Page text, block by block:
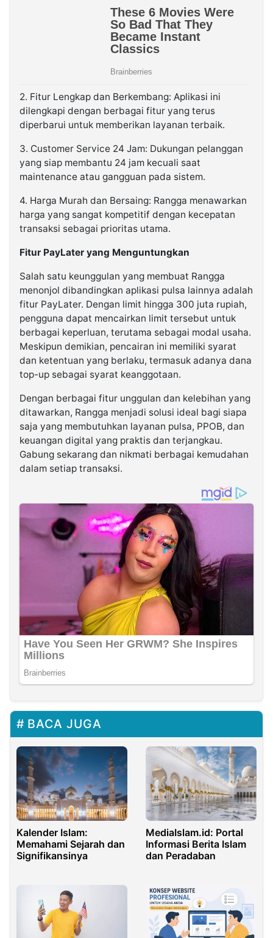
2. Fitur Lengkap dan Berkembang: Aplikasi ini
dilengkapi dengan berbagai fitur yang terus
diperbarui untuk memberikan layanan terbaik.
3. Customer Service 24 Jam: Dukungan pelanggan
yang siap membantu 24 jam kecuali saat
maintenance atau gangguan pada sistem.
4. Harga Murah dan Bersaing: Rangga menawarkan
harga yang sangat kompetitif dengan kecepatan
transaksi sebagai prioritas utama.
Fitur PayLater yang Menguntungkan
Salah satu keunggulan yang membuat Rangga
menonjol dibandingkan aplikasi pulsa lainnya adalah
fitur PayLater. Dengan limit hingga 300 juta rupiah,
pengguna dapat mencairkan limit tersebut untuk
berbagai keperluan, terutama sebagai modal usaha.
Meskipun demikian, pencairan ini memiliki syarat
dan ketentuan yang berlaku, termasuk adanya dana
top-up sebagai syarat keanggotaan.
Dengan berbagai fitur unggulan dan kelebihan yang
ditawarkan, Rangga menjadi solusi ideal bagi siapa
saja yang membutuhkan layanan pulsa, PPOB, dan
keuangan digital yang praktis dan terjangkau.
Gabung sekarang dan nikmati berbagai kemudahan
dalam setiap transaksi.
BACA JUGA
Kalender Islam:
Memahami Sejarah dan
Signifikansinya
MediaIslam.id: Portal
Informasi Berita Islam
dan Peradaban